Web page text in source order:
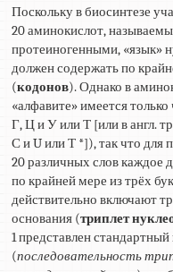
Поскольку в биосинтезе
20 аминокислот,
протеиногенными, «язык»
должен содержать по
(кодонов). Однако в
«алфавите» имеется
Г, Ц и У или Т [или в англ.
С и U или Т *]), так что для
20 различных слов каждое
по крайней мере из трёх
действительно включают
основания (триплет
1 представлен
(последовательность